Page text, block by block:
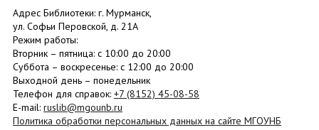
Адрес Библиотеки: г. Мурманск,
ул. Софьи Перовской, д. 21А
Режим работы:
Вторник – пятница: с 10:00 до 20:00
Суббота – воскресенье: c 12:00 до 20:00
Выходной день – понедельник
Телефон для справок: +7 (8152) 45-08-58
E-mail: ruslib@mgounb.ru
Политика обработки персональных данных на сайте МГОУНБ